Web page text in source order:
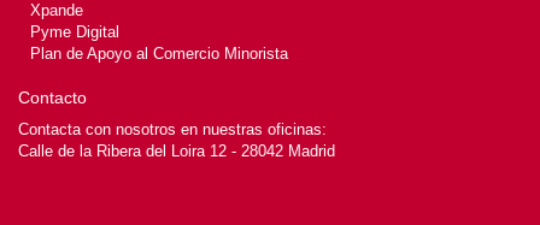
Xpande
Pyme Digital
Plan de Apoyo al Comercio Minorista
Contacto
Contacta con nosotros en nuestras oficinas:
Calle de la Ribera del Loira 12 - 28042 Madrid